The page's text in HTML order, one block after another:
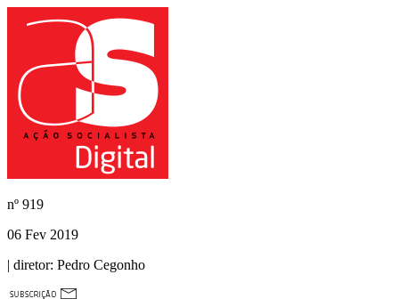
nº 919
06 Fev 2019
| diretor: Pedro Cegonho